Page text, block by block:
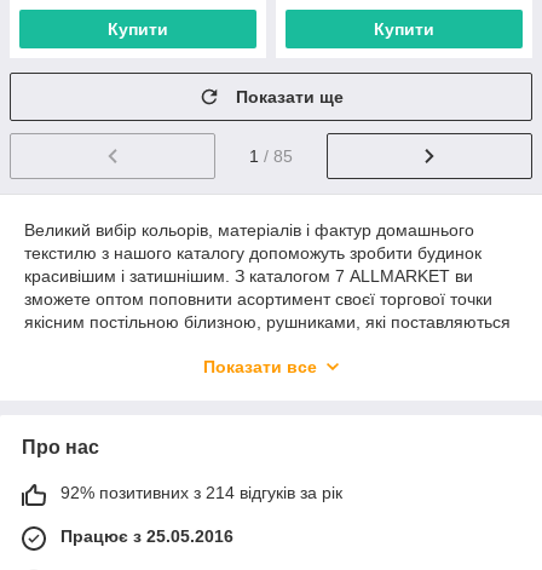
Купити Купити
Показати ще
1 / 85
Великий вибір кольорів, матеріалів і фактур домашнього
текстилю з нашого каталогу допоможуть зробити будинок
красивішим і затишнішим. З каталогом 7 ALLMARKET ви
зможете оптом поповнити асортимент своєї торгової точки
якісним постільною білизною, рушниками, які поставляються
заводське якість від виробника. Щоб купити продукцію на опт
Асортимент домашнього текстилю
У виборі домашнього текстилю покупці звертають увагу на
розміри.
Показати все
Про нас
92% позитивних з 214 відгуків за рік
Працює з 25.05.2016